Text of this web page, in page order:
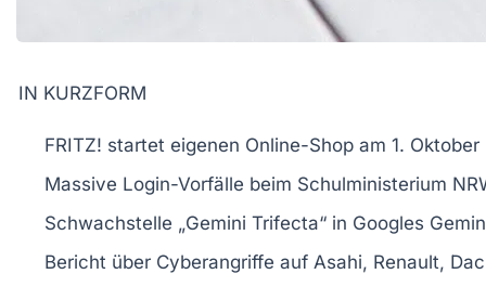
IN KURZFORM
FRITZ! startet eigenen Online-Shop am 1. Oktober
Massive Login-Vorfälle beim Schulministerium
Schwachstelle „Gemini Trifecta“ in Googles
Bericht über Cyberangriffe auf Asahi, Renault,